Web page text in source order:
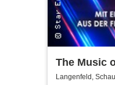
The Music
Others - A
Langenfeld,